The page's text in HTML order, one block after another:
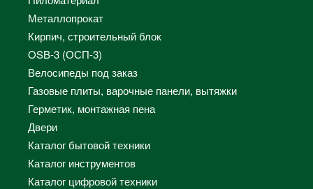
Металлопрокат
Кирпич, строительный блок
OSB-3 (ОСП-3)
Велосипеды под заказ
Газовые плиты, варочные панели, вытяжки
Герметик, монтажная пена
Двери
Каталог бытовой техники
Каталог инструментов
Каталог цифровой техники